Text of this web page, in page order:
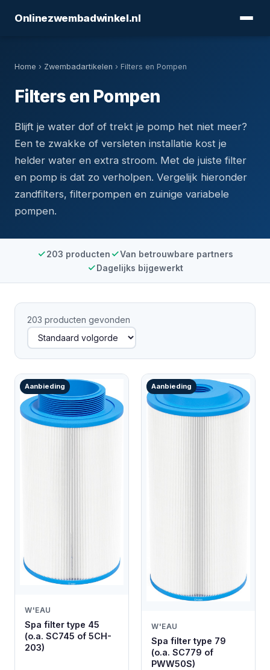
Onlinezwembadwinkel.nl
Home › Zwembadartikelen › Filters en Pompen
Filters en Pompen
Blijft je water dof of trekt je pomp het niet meer?
Een te zwakke of versleten installatie kost je
helder water en extra stroom. Met de juiste filter
en pomp is dat zo verholpen. Vergelijk hieronder
zandfilters, filterpompen en zuinige variabele
pompen.
203 producten
Van betrouwbare partners
Dagelijks bijgewerkt
203 producten gevonden
Aanbieding
W'EAU
Spa filter type 45
(o.a. SC745 of 5CH-
203)
Aanbieding
W'EAU
Spa filter type 79
(o.a. SC779 of
PWW50S)